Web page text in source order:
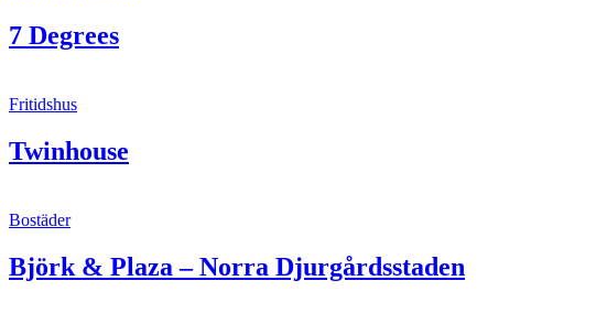
7 Degrees
Fritidshus
Twinhouse
Bostäder
Björk & Plaza – Norra Djurgårdsstaden